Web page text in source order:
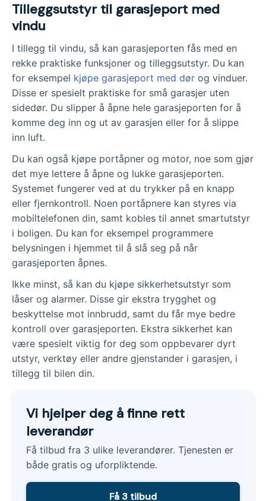
Tilleggsutstyr til garasjeport med
vindu
I tillegg til vindu, så kan garasjeporten fås med en
rekke praktiske funksjoner og tilleggsutstyr. Du kan
for eksempel kjøpe garasjeport med dør og vinduer.
Disse er spesielt praktiske for små garasjer uten
sidedør. Du slipper å åpne hele garasjeporten for å
komme deg inn og ut av garasjen eller for å slippe
inn luft.
Du kan også kjøpe portåpner og motor, noe som gjør
det mye lettere å åpne og lukke garasjeporten.
Systemet fungerer ved at du trykker på en knapp
eller fjernkontroll. Noen portåpnere kan styres via
mobiltelefonen din, samt kobles til annet smartutstyr
i boligen. Du kan for eksempel programmere
belysningen i hjemmet til å slå seg på når
garasjeporten åpnes.
Ikke minst, så kan du kjøpe sikkerhetsutstyr som
låser og alarmer. Disse gir ekstra trygghet og
beskyttelse mot innbrudd, samt du får mye bedre
kontroll over garasjeporten. Ekstra sikkerhet kan
være spesielt viktig for deg som oppbevarer dyrt
utstyr, verktøy eller andre gjenstander i garasjen, i
tillegg til bilen din.
Vi hjelper deg å finne rett
leverandør
Få tilbud fra 3 ulike leverandører. Tjenesten er
både gratis og uforpliktende.
Få 3 tilbud